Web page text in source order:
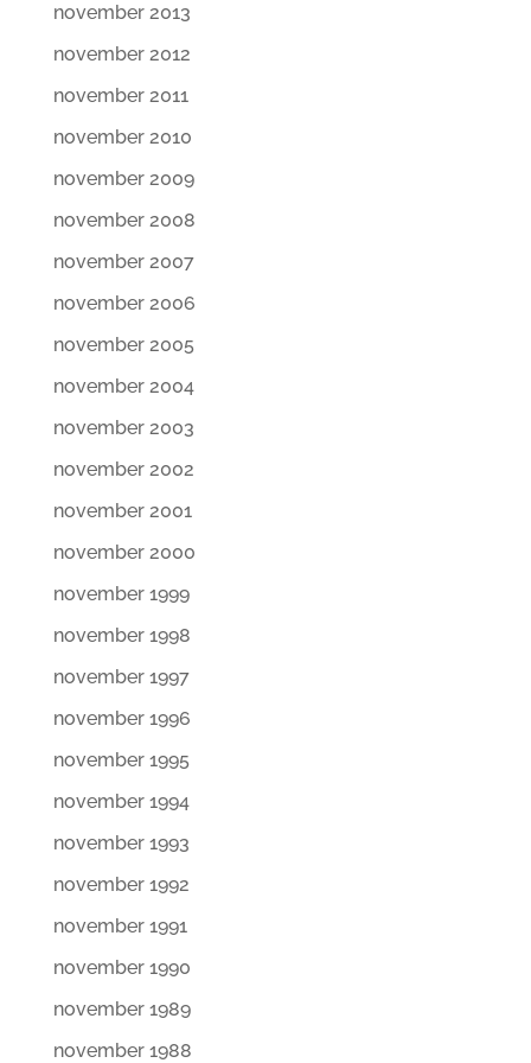
november 2013
november 2012
november 2011
november 2010
november 2009
november 2008
november 2007
november 2006
november 2005
november 2004
november 2003
november 2002
november 2001
november 2000
november 1999
november 1998
november 1997
november 1996
november 1995
november 1994
november 1993
november 1992
november 1991
november 1990
november 1989
november 1988